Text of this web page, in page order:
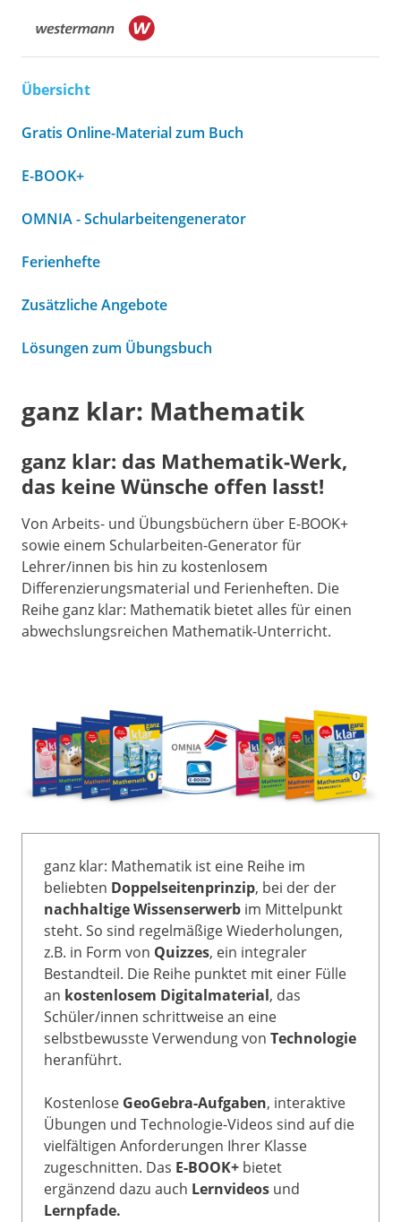
Übersicht
Gratis Online-Material zum Buch
E-BOOK+
OMNIA - Schularbeitengenerator
Ferienhefte
Zusätzliche Angebote
Lösungen zum Übungsbuch
ganz klar: Mathematik
ganz klar: das Mathematik-Werk,
das keine Wünsche offen lasst!
Von Arbeits- und Übungsbüchern über E-BOOK+
sowie einem Schularbeiten-Generator für
Lehrer/innen bis hin zu kostenlosem
Differenzierungsmaterial und Ferienheften. Die
Reihe ganz klar: Mathematik bietet alles für einen
abwechslungsreichen Mathematik-Unterricht.
ganz klar: Mathematik ist eine Reihe im
beliebten Doppelseitenprinzip, bei der der
nachhaltige Wissenserwerb im Mittelpunkt
steht. So sind regelmäßige Wiederholungen,
z.B. in Form von Quizzes, ein integraler
Bestandteil. Die Reihe punktet mit einer Fülle
an kostenlosem Digitalmaterial, das
Schüler/innen schrittweise an eine
selbstbewusste Verwendung von Technologie
heranführt.
Kostenlose GeoGebra-Aufgaben, interaktive
Übungen und Technologie-Videos sind auf die
vielfältigen Anforderungen Ihrer Klasse
zugeschnitten. Das E-BOOK+ bietet
ergänzend dazu auch Lernvideos und
Lernpfade.